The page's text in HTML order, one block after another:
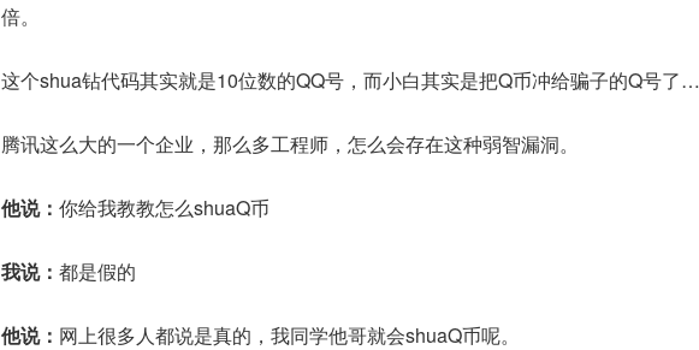
倍。
这个shua钻代码其实就是10位数的QQ号，而小白其实是把Q币冲给骗子的Q号了…
腾讯这么大的一个企业，那么多工程师，怎么会存在这种弱智漏洞。
他说： 你给我教教怎么shuaQ币
我说： 都是假的
他说： 网上很多人都说是真的，我同学他哥就会shuaQ币呢。